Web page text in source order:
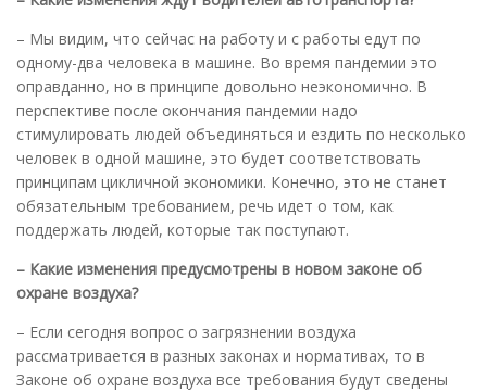
– Мы видим, что сейчас на работу и с работы едут по
одному-два человека в машине. Во время пандемии это
оправданно, но в принципе довольно неэкономично. В
перспективе после окончания пандемии надо
стимулировать людей объединяться и ездить по несколько
человек в одной машине, это будет соответствовать
принципам цикличной экономики. Конечно, это не станет
обязательным требованием, речь идет о том, как
поддержать людей, которые так поступают.
– Какие изменения предусмотрены в новом законе об
охране воздуха?
– Если сегодня вопрос о загрязнении воздуха
рассматривается в разных законах и нормативах, то в
Законе об охране воздуха все требования будут сведены